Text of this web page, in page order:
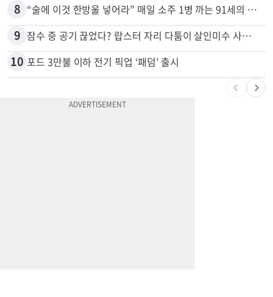
8 “술에 이것 한방울 넣어라” 매일 소주 1병 까는 91세의 철칙
9 잠수 중 공기 끊었다? 랍스터 자리 다툼이 살인미수 사건으로
10 포드 3만불 이하 전기 픽업 ‘패덤’ 출시